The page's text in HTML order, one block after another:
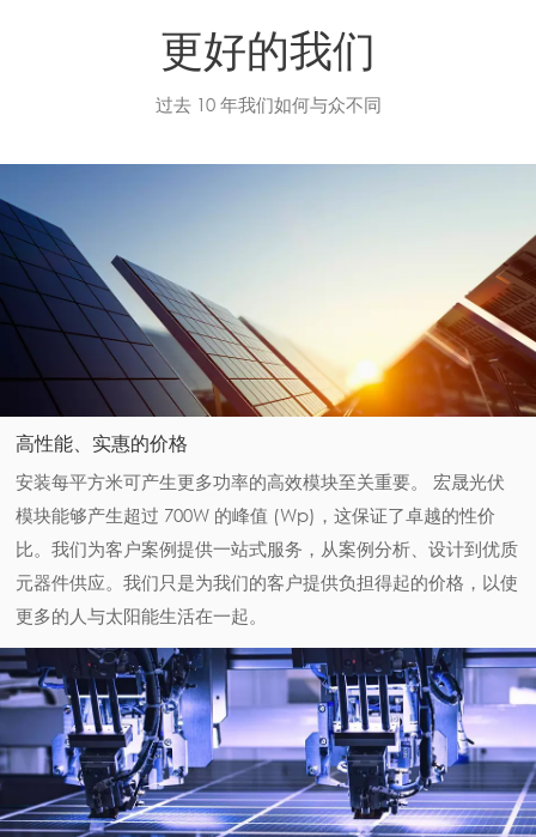
更好的我们
过去 10 年我们如何与众不同
高性能、实惠的价格
安装每平方米可产生更多功率的高效模块至关重要。 宏晟光伏
模块能够产生超过 700W 的峰值 (Wp)，这保证了卓越的性价
比。我们为客户案例提供一站式服务，从案例分析、设计到优质
元器件供应。我们只是为我们的客户提供负担得起的价格，以使
更多的人与太阳能生活在一起。